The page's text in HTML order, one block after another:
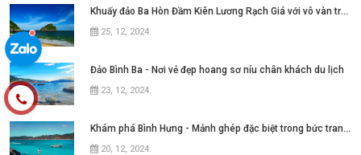
Khuấy đảo Ba Hòn Đầm Kiên Lương Rạch Giá với vô vàn trải nghiệm
25, 12, 2024.
Đảo Bình Ba - Nơi vẻ đẹp hoang sơ níu chân khách du lịch
23, 12, 2024.
Khám phá Bình Hưng - Mảnh ghép đặc biệt trong bức tranh Tứ Bình tại Nha Trang
20, 12, 2024.